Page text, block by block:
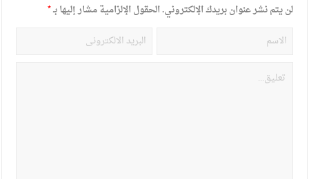
لن يتم نشر عنوان بريدك الإلكتروني.الحقول الإلزامية مشار إليها بـ*